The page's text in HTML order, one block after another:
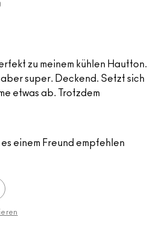
zu meinem kühlen Hautton.
super. Deckend. Setzt sich
etwas ab. Trotzdem
einem Freund empfehlen